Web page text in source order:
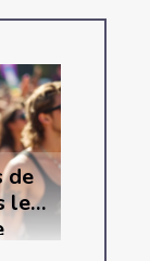
de
les